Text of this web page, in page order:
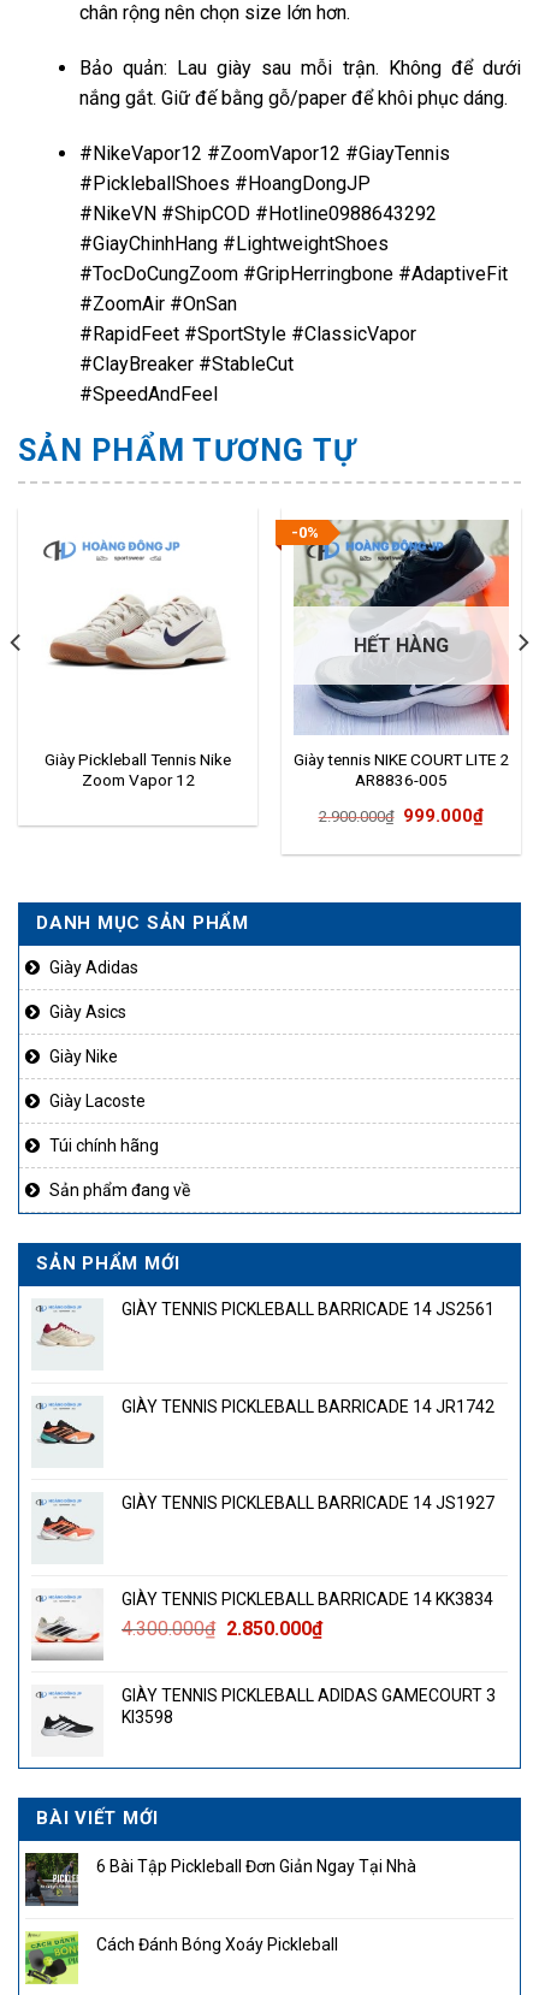
DANH MỤC SẢN PHẨM
Giày Adidas
Giày Asics
Giày Nike
Giày Lacoste
Túi chính hãng
Sản phẩm đang về
SẢN PHẨM MỚI
GIÀY TENNIS PICKLEBALL BARRICADE 14 JS2561
GIÀY TENNIS PICKLEBALL BARRICADE 14 JR1742
GIÀY TENNIS PICKLEBALL BARRICADE 14 JS1927
GIÀY TENNIS PICKLEBALL BARRICADE 14 KK3834
4.300.000₫ Giá
4.300.000₫.
2.850.000₫Giá
là:
GIÀY TENNIS PICKLEBALL ADIDAS GAMECOURT 3
KI3598
BÀI VIẾT MỚI
6 Bài Tập Pickleball Đơn Giản Ngay Tại Nhà
Cách Đánh Bóng Xoáy Pickleball
chân rộng nên chọn size lớn hơn.
Bảo quản: Lau giày sau mỗi trận. Không để dưới
nắng gắt. Giữ đế bằng gỗ/paper để khôi phục dáng.
#NikeVapor12 #ZoomVapor12 #GiayTennis
#PickleballShoes #HoangDongJP
#NikeVN #ShipCOD #Hotline0988643292
#GiayChinhHang #LightweightShoes
#TocDoCungZoom #GripHerringbone #AdaptiveFit
#ZoomAir #OnSan
#RapidFeet #SportStyle #ClassicVapor
#ClayBreaker #StableCut
#SpeedAndFeel
SẢN PHẨM TƯƠNG TỰ
Giày Pickleball Tennis Nike
Zoom Vapor 12
-0%
HẾT HÀNG
Giày tennis NIKE COURT LITE 2
AR8836-005
2.900.000₫ Giá
2.900.000₫.
999.000₫Giá
là: